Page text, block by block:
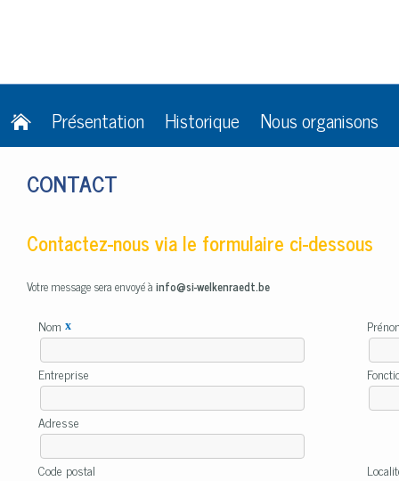
Présentation Historique Nous organisons
CONTACT
Contactez-nous via le formulaire ci-dessous
Votre message sera envoyé àinfo@si-welkenraedt.be
Nom x
Entreprise
Adresse
Code postal